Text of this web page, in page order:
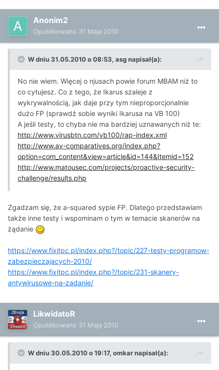
Anonim2
Opublikowano 31 Maja 2010
W dniu 31.05.2010 o 08:53, asg napisał(a):
No nie wiem. Więcej o njusach powie forum MBAM niż to
co cytujesz. Co z tego, że Ikarus szaleje z
wykrywalnością, jak daje przy tym nieproporcjonalnie
dużo FP (sprawdź sobie wyniki Ikarusa na VB 100)
A jeśli testy, to chyba nie ma bardziej uznawanych niż te:
http://www.virusbtn.com/vb100/rap-index.xml
http://www.av-comparatives.org/index.php?
option=com_content&view=article&id=144&Itemid=152
http://www.matousec.com/projects/proactive-security-
challenge/results.php
Zgadzam się, że a-squared sypie FP. Dlatego przedstawiam
także inne testy i wspominam o tym w temacie skanerów na
żądanie
https://www.fixitpc.pl/index.php?/topic/227-testy-programow-
zabezpieczajacych-2010/
https://www.fixitpc.pl/index.php?/topic/231-skanery-
antywirusowe-na-zadanie/
LikwidatoR
Opublikowano 31 Maja 2010
W dniu 30.05.2010 o 19:17, omkar napisał(a):